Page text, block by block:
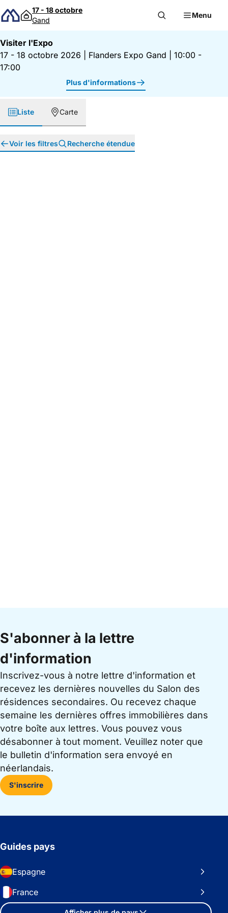
Passer au contenu
17 - 18 octobre
Gand
Menu
Visiter l'Expo
17 - 18 octobre 2026
Flanders Expo Gand
10:00 -
17:00
Plus d'informations
Liste Carte
Voir les filtres Recherche étendue
S'abonner à la lettre
d'information
Inscrivez-vous à notre lettre d'information et
recevez les dernières nouvelles du Salon des
résidences secondaires. Ou recevez chaque
semaine les dernières offres immobilières dans
votre boîte aux lettres. Vous pouvez vous
désabonner à tout moment. Veuillez noter que
le bulletin d'information sera envoyé en
néerlandais.
S'inscrire
Guides pays
Espagne
France